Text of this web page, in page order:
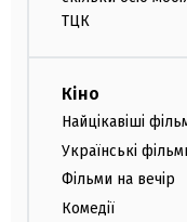
ТЦК
Кіно
Найцікавіші
Українські
Фільми на вечір
Комедії